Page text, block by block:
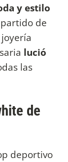
y estilo
de
lució
las
de
deportivo